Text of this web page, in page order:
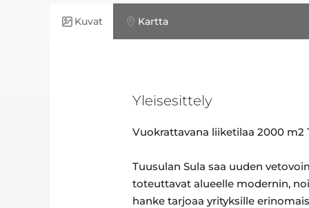
Kuvat Kartta
Yleisesittely
Vuokrattavana liiketilaa 2000 m2
Tuusulan Sula saa uuden
toteuttavat alueelle modernin,
hanke tarjoaa yrityksille